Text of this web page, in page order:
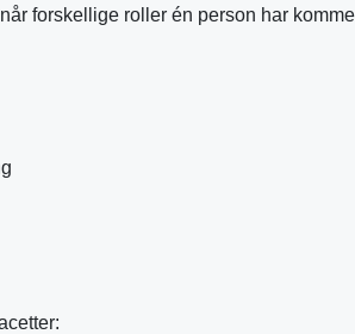
forskellige roller én person har